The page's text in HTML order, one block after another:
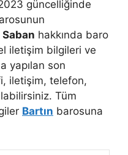
güncelliğinde
hakkında baro
iletişim bilgileri ve
yapılan son
iletişim, telefon,
Tüm
Bartın barosuna